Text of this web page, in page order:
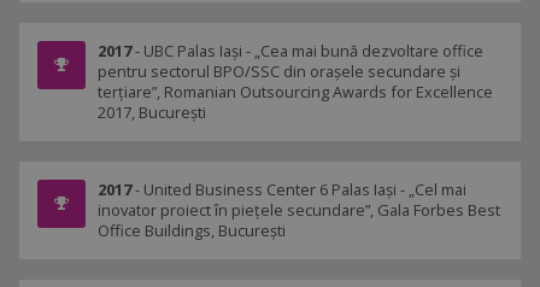
2017- UBC Palas Iași - „Cea mai bună dezvoltare office
pentru sectorul BPO/SSC din orașele secundare și
terțiare”, Romanian Outsourcing Awards for Excellence
2017, București
2017- United Business Center 6 Palas Iași - „Cel mai
inovator proiect în piețele secundare”, Gala Forbes Best
Office Buildings, București